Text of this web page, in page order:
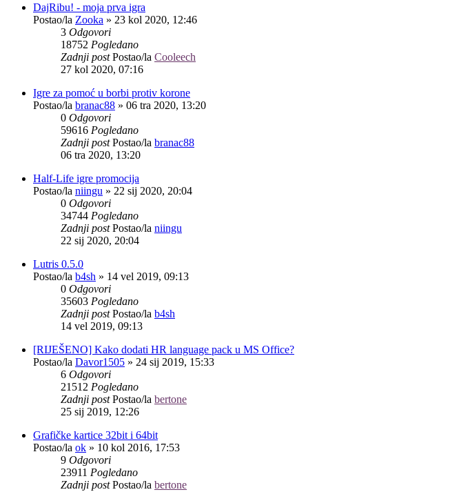
DajRibu! - moja prva igra
Postao/la Zooka » 23 kol 2020, 12:46
3 Odgovori
18752 Pogledano
Zadnji postPostao/la Cooleech
27 kol 2020, 07:16
Igre za pomoć u borbi protiv korone
Postao/la branac88 » 06 tra 2020, 13:20
0 Odgovori
59616 Pogledano
Zadnji postPostao/la branac88
06 tra 2020, 13:20
Half-Life igre promocija
Postao/la niingu » 22 sij 2020, 20:04
0 Odgovori
34744 Pogledano
Zadnji postPostao/la niingu
22 sij 2020, 20:04
Lutris 0.5.0
Postao/la b4sh » 14 vel 2019, 09:13
0 Odgovori
35603 Pogledano
Zadnji postPostao/la b4sh
14 vel 2019, 09:13
[RIJEŠENO] Kako dodati HR language pack u MS Office?
Postao/la Davor1505 » 24 sij 2019, 15:33
6 Odgovori
21512 Pogledano
Zadnji postPostao/la bertone
25 sij 2019, 12:26
Grafičke kartice 32bit i 64bit
Postao/la ok » 10 kol 2016, 17:53
9 Odgovori
23911 Pogledano
Zadnji postPostao/la bertone